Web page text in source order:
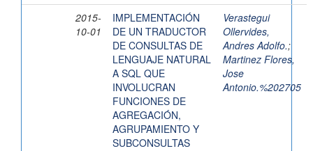
2015-
10-01
IMPLEMENTACIÓN
DE UN TRADUCTOR
DE CONSULTAS DE
LENGUAJE NATURAL
A SQL QUE
INVOLUCRAN
FUNCIONES DE
AGREGACIÓN,
AGRUPAMIENTO Y
SUBCONSULTAS
Verastegui
Ollervides,
Andres Adolfo.;
Martinez Flores,
Jose
Antonio.%202705